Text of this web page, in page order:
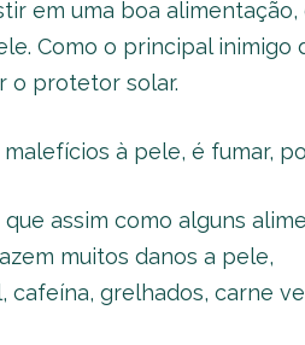
em uma boa
Como o principal inimigo
o protetor solar.
à pele, é fumar,
assim como alguns
muitos danos a pele,
cafeína, grelhados, carne